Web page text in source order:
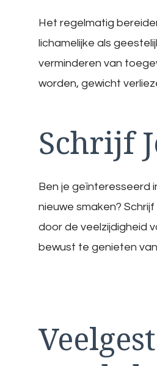
Het regelmatig
lichamelijke als
verminderen van
worden, gewicht
Schrijf
Ben je geïnteresseerd
nieuwe smaken?
door de veelzijdigheid
bewust te genieten